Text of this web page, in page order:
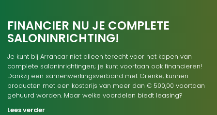
FINANCIER NU JE COMPLETE
SALONINRICHTING!
Je kunt bij Arrancar niet alleen terecht voor het kopen van
complete saloninrichtingen; je kunt voortaan ook financieren!
Dankzij een samenwerkingsverband met Grenke, kunnen
producten met een kostprijs van meer dan € 500,00 voortaan
gehuurd worden. Maar welke voordelen biedt leasing?
Lees verder